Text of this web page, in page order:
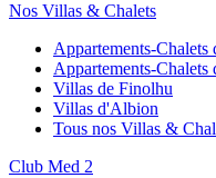
Nos Villas & Chalets
Appartements-
Appartements-Chalets
Villas de Finolhu
Villas d'Albion
Tous nos Villas &
Club Med 2